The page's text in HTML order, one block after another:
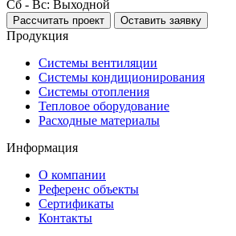
Сб - Вс: Выходной
Рассчитать проект Оставить заявку
Продукция
Системы вентиляции
Системы кондиционирования
Системы отопления
Тепловое оборудование
Расходные материалы
Информация
О компании
Референс объекты
Сертификаты
Контакты